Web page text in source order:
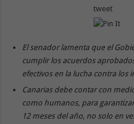
tweet
El senador lamenta que el
cumplir los acuerdos
efectivos en la lucha contra los
Canarias debe contar con
como humanos, para
12 meses del año, no solo en